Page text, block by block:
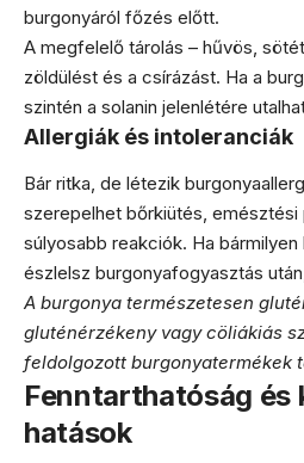
burgonyáról főzés előtt.
A megfelelő tárolás – hűvös,
zöldülést és a csírázást. Ha a
szintén a solanin jelenlétére
Allergiák és intoleranciák
Bár ritka, de létezik
szerepelhet bőrkiütés, emésztési
súlyosabb reakciók. Ha
észlelsz burgonyafogyasztás
A burgonya természetesen
gluténérzékeny vagy cöliákiás
feldolgozott burgonyatermékek
Fenntarthatóság és
hatások